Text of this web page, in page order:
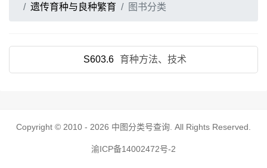
遗传育种与良种繁育
图书分类
S603.6 育种方法、技术
Copyright © 2010 - 2026 中图分类号查询 . All Rights Reserved.
渝ICP备14002472号-2